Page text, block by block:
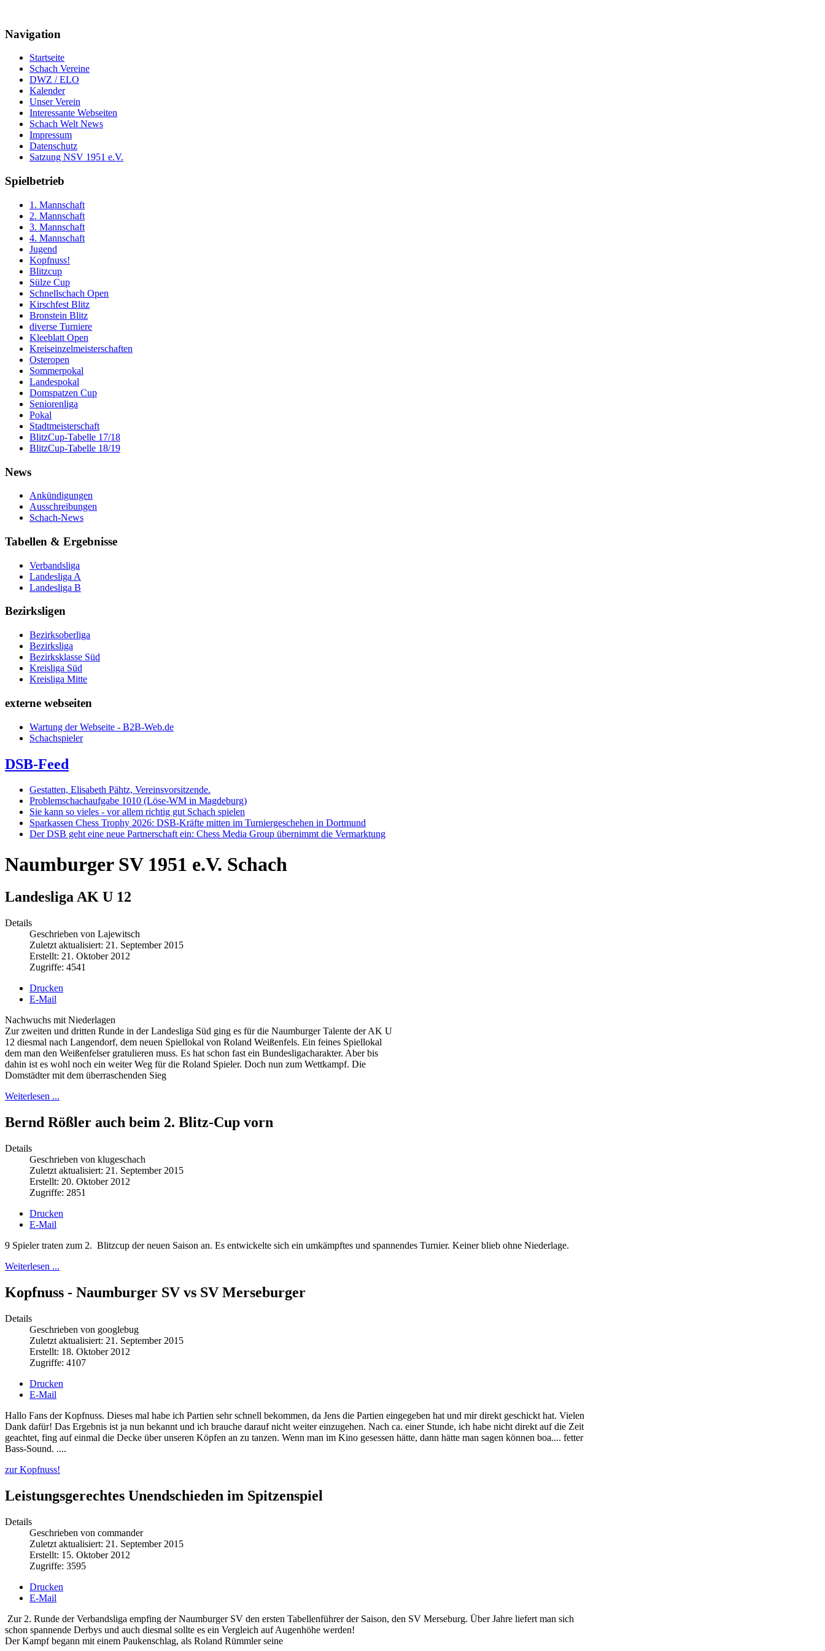
Navigation
Startseite
Schach Vereine
DWZ / ELO
Kalender
Unser Verein
Interessante Webseiten
Schach Welt News
Impressum
Datenschutz
Satzung NSV 1951 e.V.
Spielbetrieb
1. Mannschaft
2. Mannschaft
3. Mannschaft
4. Mannschaft
Jugend
Kopfnuss!
Blitzcup
Sülze Cup
Schnellschach Open
Kirschfest Blitz
Bronstein Blitz
diverse Turniere
Kleeblatt Open
Kreiseinzelmeisterschaften
Osteropen
Sommerpokal
Landespokal
Domspatzen Cup
Seniorenliga
Pokal
Stadtmeisterschaft
BlitzCup-Tabelle 17/18
BlitzCup-Tabelle 18/19
News
Ankündigungen
Ausschreibungen
Schach-News
Tabellen & Ergebnisse
Verbandsliga
Landesliga A
Landesliga B
Bezirksligen
Bezirksoberliga
Bezirksliga
Bezirksklasse Süd
Kreisliga Süd
Kreisliga Mitte
externe webseiten
Wartung der Webseite - B2B-Web.de
Schachspieler
DSB-Feed
Gestatten, Elisabeth Pähtz, Vereinsvorsitzende.
Problemschachaufgabe 1010 (Löse-WM in Magdeburg)
Sie kann so vieles - vor allem richtig gut Schach spielen
Sparkassen Chess Trophy 2026: DSB-Kräfte mitten im Turniergeschehen in Dortmund
Der DSB geht eine neue Partnerschaft ein: Chess Media Group übernimmt die Vermarktung
Naumburger SV 1951 e.V. Schach
Landesliga AK U 12
Details
Geschrieben von Lajewitsch
Zuletzt aktualisiert: 21. September 2015
Erstellt: 21. Oktober 2012
Zugriffe: 4541
Drucken
E-Mail
Nachwuchs mit Niederlagen
Zur zweiten und dritten Runde in der Landesliga Süd ging es für die Naumburger Talente der AK U
12 diesmal nach Langendorf, dem neuen Spiellokal von Roland Weißenfels. Ein feines Spiellokal
dem man den Weißenfelser gratulieren muss. Es hat schon fast ein Bundesligacharakter. Aber bis
dahin ist es wohl noch ein weiter Weg für die Roland Spieler. Doch nun zum Wettkampf. Die
Domstädter mit dem überraschenden Sieg
Weiterlesen ...
Bernd Rößler auch beim 2. Blitz-Cup vorn
Details
Geschrieben von klugeschach
Zuletzt aktualisiert: 21. September 2015
Erstellt: 20. Oktober 2012
Zugriffe: 2851
Drucken
E-Mail
9 Spieler traten zum 2. Blitzcup der neuen Saison an. Es entwickelte sich ein umkämpftes und spannendes Turnier. Keiner blieb ohne Niederlage.
Weiterlesen ...
Kopfnuss - Naumburger SV vs SV Merseburger
Details
Geschrieben von googlebug
Zuletzt aktualisiert: 21. September 2015
Erstellt: 18. Oktober 2012
Zugriffe: 4107
Drucken
E-Mail
Hallo Fans der Kopfnuss. Dieses mal habe ich Partien sehr schnell bekommen, da Jens die Partien eingegeben hat und mir direkt geschickt hat. Vielen
Dank dafür! Das Ergebnis ist ja nun bekannt und ich brauche darauf nicht weiter einzugehen. Nach ca. einer Stunde, ich habe nicht direkt auf die Zeit
geachtet, fing auf einmal die Decke über unseren Köpfen an zu tanzen. Wenn man im Kino gesessen hätte, dann hätte man sagen können boa.... fetter
Bass-Sound. ....
zur Kopfnuss!
Leistungsgerechtes Unendschieden im Spitzenspiel
Details
Geschrieben von commander
Zuletzt aktualisiert: 21. September 2015
Erstellt: 15. Oktober 2012
Zugriffe: 3595
Drucken
E-Mail
Zur 2. Runde der Verbandsliga empfing der Naumburger SV den ersten Tabellenführer der Saison, den SV Merseburg. Über Jahre liefert man sich
schon spannende Derbys und auch diesmal sollte es ein Vergleich auf Augenhöhe werden!
Der Kampf begann mit einem Paukenschlag, als Roland Rümmler seine